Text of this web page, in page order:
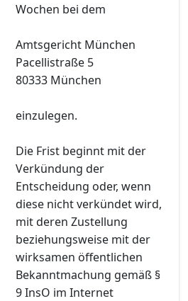
Wochen bei dem
Amtsgericht München
Pacellistraße 5
80333 München
einzulegen.
Die Frist beginnt mit der
Verkündung der
Entscheidung oder, wenn
diese nicht verkündet wird,
mit deren Zustellung
beziehungsweise mit der
wirksamen öffentlichen
Bekanntmachung gemäß §
9 InsO im Internet